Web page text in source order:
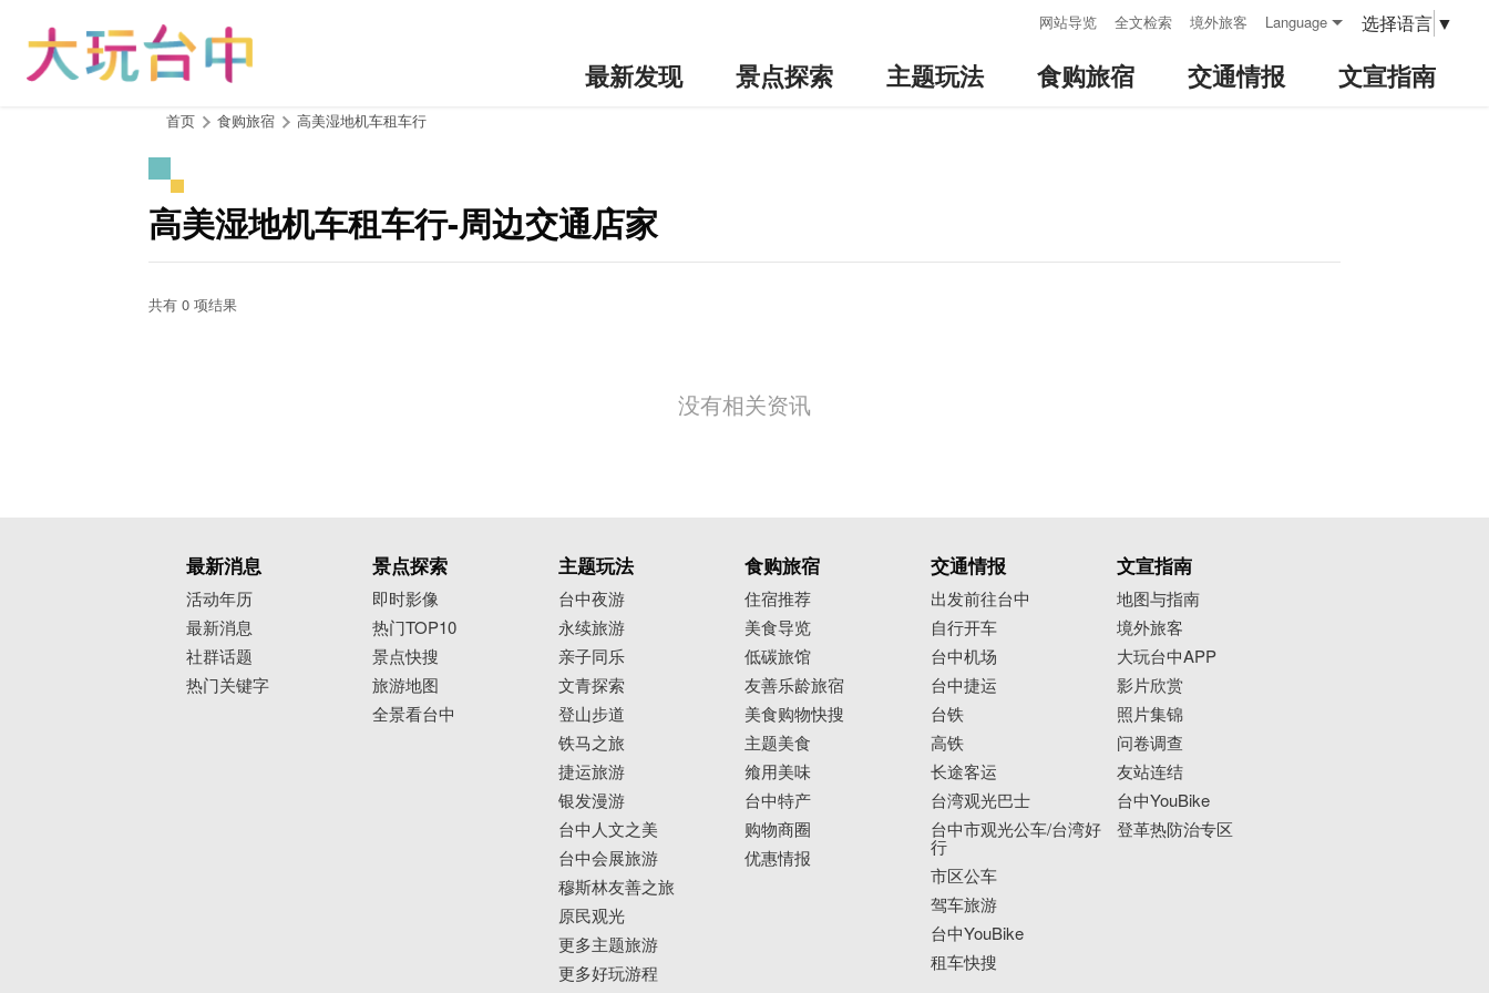
网站导览 全文检索 境外旅客 Language 选择语言 ▼
最新发现 景点探索 主题玩法 食购旅宿 交通情报 文宣指南
首页 食购旅宿 高美湿地机车租车行
高美湿地机车租车行-周边交通店家
共有 0 项结果
没有相关资讯
最新消息
活动年历
最新消息
社群话题
热门关键字
景点探索
即时影像
热门TOP10
景点快搜
旅游地图
全景看台中
主题玩法
台中夜游
永续旅游
亲子同乐
文青探索
登山步道
铁马之旅
捷运旅游
银发漫游
台中人文之美
台中会展旅游
穆斯林友善之旅
原民观光
更多主题旅游
更多好玩游程
食购旅宿
住宿推荐
美食导览
低碳旅馆
友善乐龄旅宿
美食购物快搜
主题美食
飨用美味
台中特产
购物商圈
优惠情报
交通情报
出发前往台中
自行开车
台中机场
台中捷运
台铁
高铁
长途客运
台湾观光巴士
台中市观光公车/台湾好
行
市区公车
驾车旅游
台中YouBike
租车快搜
文宣指南
地图与指南
境外旅客
大玩台中APP
影片欣赏
照片集锦
问卷调查
友站连结
台中YouBike
登革热防治专区